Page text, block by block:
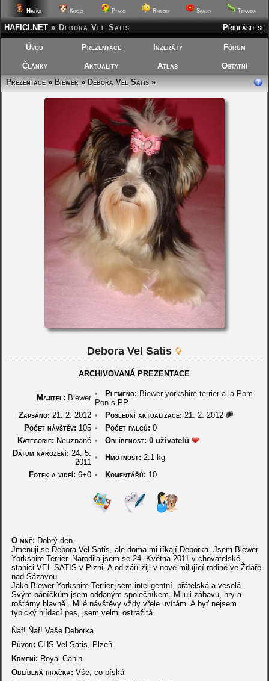
Hafíci Kočičí Ptáčci Rybičky Skalky Terárka
Přihlásit se
HAFICI.NET » Debora Vel Satis
Úvod Prezentace Inzeráty Fórum
Články Aktuality Atlas
Ostatní
Prezentace»Biewer»Debora Vel Satis»
Debora Vel Satis
ARCHIVOVANÁ PREZENTACE
Majitel: Biewer • Plemeno: Biewer yorkshire terrier a la Pom
Pons PP
Zapsáno: 21. 2. 2012 • Poslední aktualizace: 21. 2. 2012
Počet návštěv: 105 • Počet palců: 0
Kategorie: Neuznané • Oblíbenost: 0 uživatelů
Datum narození: 24. 5.
2011
• Hmotnost: 2.1 kg
Fotek a videí: 6+0 • Komentářů: 10
O mně: Dobrý den.
Jmenuji se Debora Vel Satis, ale doma mi říkají Deborka. Jsem Biewer
Yorkshire Terrier. Narodila jsem se 24. Května 2011 v chovatelské
stanici VEL SATIS v Plzni. A od září žiji v nové milující rodině ve Žďáře
nad Sázavou.
Jako Biewer Yorkshire Terrier jsem inteligentní, přátelská a veselá.
Svým páníčkům jsem oddaným společníkem. Miluji zábavu, hry a
rošťárny hlavně . Milé návštěvy vždy vřele uvítám. A byť nejsem
typický hlídací pes, jsem velmi ostražitá.
Ňaf! Ňaf! Vaše Deborka
Původ: CHS Vel Satis, Plzeň
Krmení: Royal Canin
Oblíbená hračka: Vše, co píská